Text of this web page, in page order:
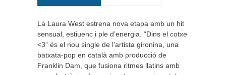
La Laura West estrena nova etapa amb un hit
sensual, estiuenc i ple d’energia. “Dins el cotxe
<3” és el nou single de l’artista gironina, una
batxata-pop en català amb producció de
Franklin Dam, que fusiona ritmes llatins amb